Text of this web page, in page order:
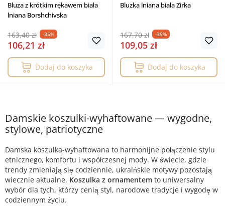
Bluza z krótkim rękawem biała
lniana Borshchivska
163,40 zł -35%
106,21 zł
Dodaj do koszyka
Bluzka lniana biała Zirka
167,70 zł -35%
109,05 zł
Dodaj do koszyka
Damskie koszulki-wyhaftowane — wygodne,
stylowe, patriotyczne
Damska koszulka-wyhaftowana to harmonijne połączenie stylu
etnicznego, komfortu i współczesnej mody. W świecie, gdzie
trendy zmieniają się codziennie, ukraińskie motywy pozostają
wiecznie aktualne. Koszulka z ornamentem to uniwersalny
wybór dla tych, którzy cenią styl, narodowe tradycje i wygodę w
codziennym życiu.